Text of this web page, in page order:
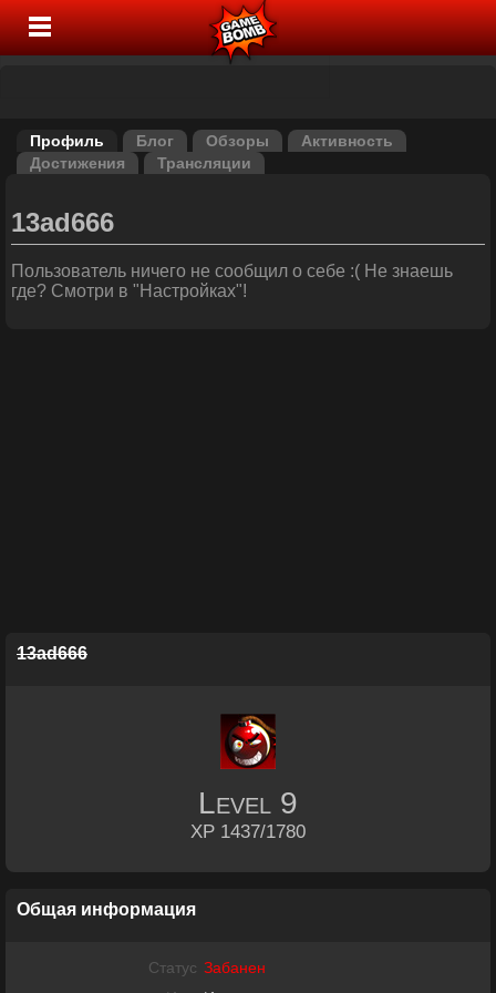
Профиль Блог Обзоры
Активность
Достижения
Трансляции
13ad666
Пользователь ничего не сообщил о себе :( Не знаешь
где? Смотри в "Настройках"!
13ad666
Level 9
XP 1437/1780
Общая информация
Статус Забанен